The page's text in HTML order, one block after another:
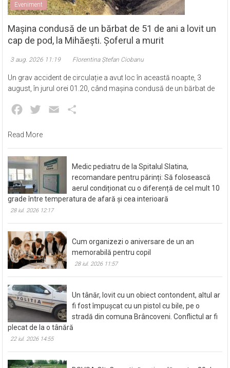
Eveniment
Mașina condusă de un bărbat de 51 de ani a lovit un
cap de pod, la Mihăești. Șoferul a murit
3 aug. 2026 11:19 Florentina Ștefan Ciobanu
august, în jurul orei 01.20, când mașina condusă de un bărbat de
Facebook
Read More
Medic pediatru de la Spitalul Slatina,
recomandare pentru părinți: Să folosească
28 iul. 2026 12:17
Cum organizezi o aniversare de un an
Un tânăr, lovit cu un obiect contondent, altul ar
fi fost împușcat cu un pistol cu bile, pe o
22 iul. 2026 14:55